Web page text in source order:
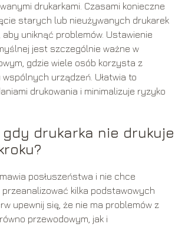
drukarkami. Czasami konieczne
starych lub nieużywanych drukarek
uniknąć problemów. Ustawienie
jest szczególnie ważne w
gdzie wiele osób korzysta z
wspólnych urządzeń. Ułatwia to
drukowania i minimalizuje ryzyko
gdy drukarka nie drukuje
posłuszeństwa i nie chce
przeanalizować kilka podstawowych
upewnij się, że nie ma problemów z
przewodowym, jak i